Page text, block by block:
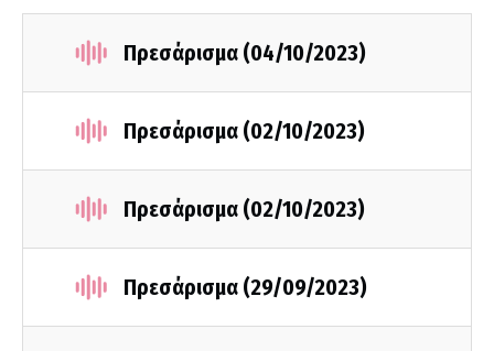
Πρεσάρισμα (04/10/2023)
Πρεσάρισμα (02/10/2023)
Πρεσάρισμα (02/10/2023)
Πρεσάρισμα (29/09/2023)